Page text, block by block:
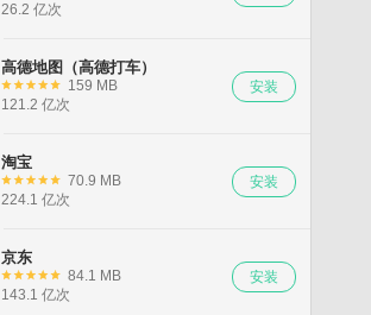
26.2 亿次
高德地图（高德打车）
159 MB
121.2 亿次
淘宝
70.9 MB
224.1 亿次
京东
84.1 MB
143.1 亿次